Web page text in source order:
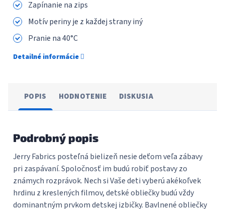
Zapínanie na zips
Motív periny je z každej strany iný
Pranie na 40°C
Detailné informácie
POPIS HODNOTENIE DISKUSIA
Podrobný popis
Jerry Fabrics posteľná bielizeň nesie deťom veľa zábavy
pri zaspávaní. Spoločnosť im budú robiť postavy zo
známych rozprávok. Nech si Vaše deti vyberú akékoľvek
hrdinu z kreslených filmov, detské obliečky budú vždy
dominantným prvkom detskej izbičky. Bavlnené obliečky